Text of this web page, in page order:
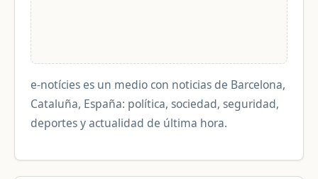
e-notícies es un medio con noticias de Barcelona,
Cataluña, España: política, sociedad, seguridad,
deportes y actualidad de última hora.